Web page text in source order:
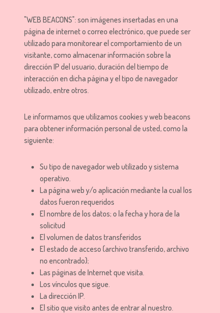
"WEB BEACONS": son imágenes insertadas en una
página de internet o correo electrónico, que puede ser
utilizado para monitorear el comportamiento de un
visitante, como almacenar información sobre la
dirección IP del usuario, duración del tiempo de
interacción en dicha página y el tipo de navegador
utilizado, entre otros.
Le informamos que utilizamos cookies y web beacons
para obtener información personal de usted, como la
siguiente:
Su tipo de navegador web utilizado y sistema
operativo.
La página web y/o aplicación mediante la cual los
datos fueron requeridos
El nombre de los datos; o la fecha y hora de la
solicitud
El volumen de datos transferidos
El estado de acceso (archivo transferido, archivo
no encontrado);
Las páginas de Internet que visita.
Los vínculos que sigue.
La dirección IP.
El sitio que visito antes de entrar al nuestro.